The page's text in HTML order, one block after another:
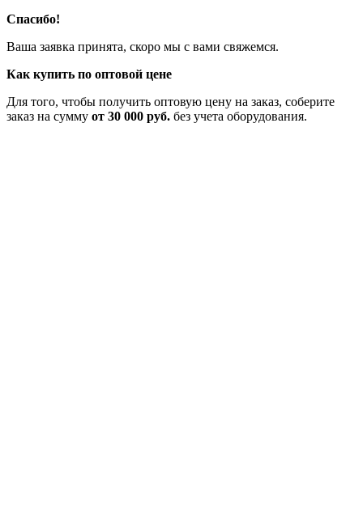
Спасибо!
Ваша заявка принята, скоро мы с вами свяжемся.
Как купить по оптовой цене
Для того, чтобы получить оптовую цену на заказ, соберите
заказ на сумму от 30 000 руб. без учета оборудования.